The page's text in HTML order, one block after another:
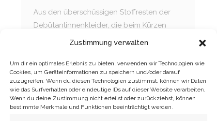
Zustimmung verwalten
Um dir ein optimales Erlebnis zu bieten, verwenden wir Technologien wie
Cookies, um Geräteinformationen zu speichern und/oder darauf
zuzugreifen. Wenn du diesen Technologien zustimmst, können wir Daten
wie das Surfverhalten oder eindeutige IDs auf dieser Website verarbeiten.
Wenn du deine Zustimmung nicht erteilst oder zurückziehst, können
bestimmte Merkmale und Funktionen beeinträchtigt werden.
Aus den überschüssigen Stoffresten der
Debütantinnenkleider, die beim Kürzen
entstehen – aus vielen 10 bis 30 cm breiten
letzten Wochen vor dem SemperOpernball
in meinem Dresdner Atelier ein einzigartiges
Stück Handwerkskunst – das große
Ballkleid für Schauspielerin und